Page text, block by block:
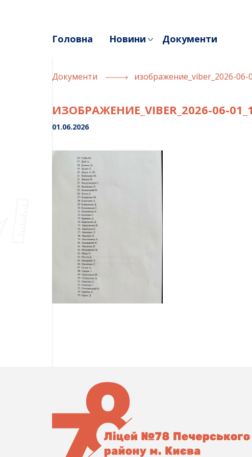
Головна Новини Документи
Документи изображение_viber_2026-06-
ИЗОБРАЖЕНИЕ_VIBER_2026-06-
01.06.2026